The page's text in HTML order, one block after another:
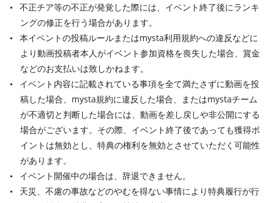
不正チア等の不正が発覚した際には、イベント終了後にランキ
ングの修正を行う場合があります。
本イベントの投稿ルールまたはmysta利用規約への違反などに
より動画投稿者本人がイベント参加資格を喪失した場合、賞金
などのお支払いは致しかねます。
イベント内容に記載されている事項を全て満たさずに動画を投
稿した場合、mysta規約に違反した場合、またはmystaチーム
が不適切と判断した場合には、動画を差し戻しや非公開にする
場合がございます。その際、イベント終了後であっても獲得ポ
イントは無効とし、特典の権利を無効とさせていただく可能性
があります。
イベント開催中の場合は、辞退できません。
天災、不慮の事故などのやむを得ない事情により特典履行が行